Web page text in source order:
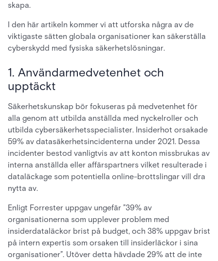
skapa.
I den här artikeln kommer vi att utforska några av de
viktigaste sätten globala organisationer kan säkerställa
cyberskydd med fysiska säkerhetslösningar.
1. Användarmedvetenhet och
upptäckt
Säkerhetskunskap bör fokuseras på medvetenhet för
alla genom att utbilda anställda med nyckelroller och
utbilda cybersäkerhetsspecialister. Insiderhot orsakade
59% av datasäkerhetsincidenterna under 2021. Dessa
incidenter bestod vanligtvis av att konton missbrukas av
interna anställda eller affärspartners vilket resulterade i
dataläckage som potentiella online-brottslingar vill dra
nytta av.
Enligt Forrester uppgav ungefär ”39% av
organisationerna som upplever problem med
insiderdataläckor brist på budget, och 38% uppgav brist
på intern expertis som orsaken till insiderläckor i sina
organisationer”. Utöver detta hävdade 29% att de inte